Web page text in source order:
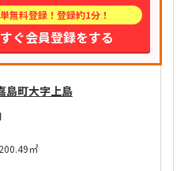
無料登録！登録約1分！
ぐ会員登録をする
島町大字上島
㎡